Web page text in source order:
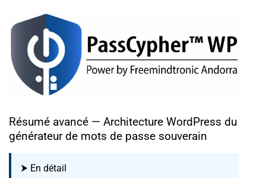
Résumé avancé — Architecture WordPress du
générateur de mots de passe souverain
⮞ En détail